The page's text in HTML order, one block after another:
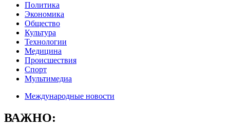
Политика
Экономика
Общество
Культура
Технологии
Медицина
Происшествия
Спорт
Мультимедиа
Международные новости
ВАЖНО: